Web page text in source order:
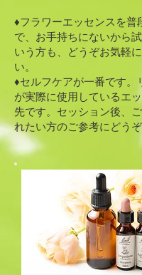
♦フラワーエッセンスを普
で、お手持ちにないから
いう方も、どうぞお気軽
い。
♦セルフケアが一番です。
が実際に使用しているエ
先です。セッション後、
れたい方のご参考にどうぞ